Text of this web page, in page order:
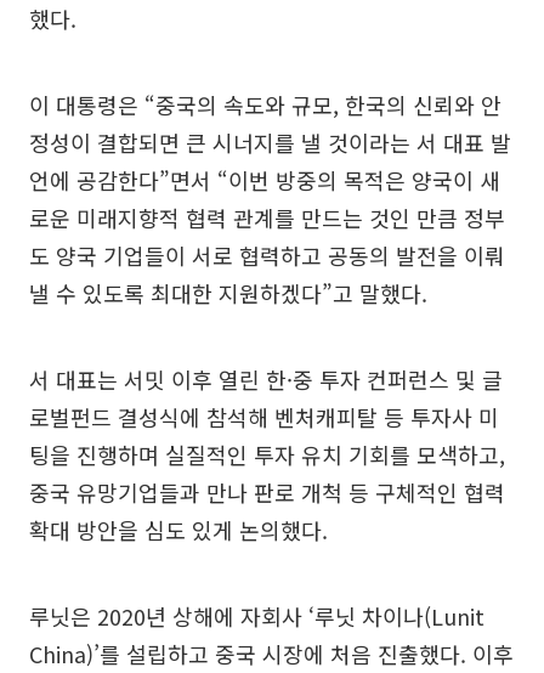
했다.
이 대통령은 “중국의 속도와 규모, 한국의 신뢰와 안
정성이 결합되면 큰 시너지를 낼 것이라는 서 대표 발
언에 공감한다”면서 “이번 방중의 목적은 양국이 새
로운 미래지향적 협력 관계를 만드는 것인 만큼 정부
도 양국 기업들이 서로 협력하고 공동의 발전을 이뤄
낼 수 있도록 최대한 지원하겠다”고 말했다.
서 대표는 서밋 이후 열린 한·중 투자 컨퍼런스 및 글
로벌펀드 결성식에 참석해 벤처캐피탈 등 투자사 미
팅을 진행하며 실질적인 투자 유치 기회를 모색하고,
중국 유망기업들과 만나 판로 개척 등 구체적인 협력
확대 방안을 심도 있게 논의했다.
루닛은 2020년 상해에 자회사 ‘루닛 차이나(Lunit
China)’를 설립하고 중국 시장에 처음 진출했다. 이후